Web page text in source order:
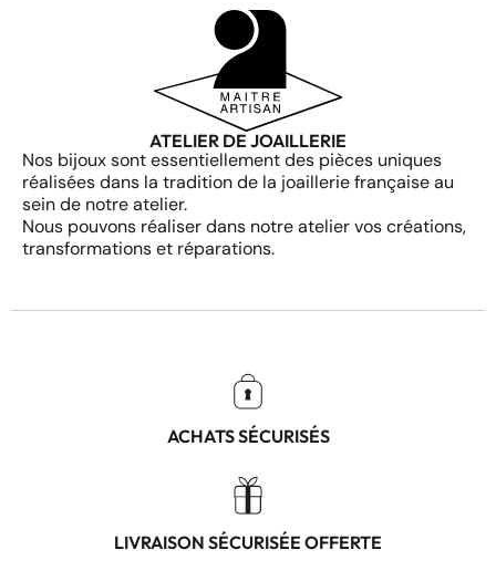
ATELIER DE JOAILLERIE
Nos bijoux sont essentiellement des pièces uniques
réalisées dans la tradition de la joaillerie française au
sein de notre atelier.
Nous pouvons réaliser dans notre atelier vos créations,
transformations et réparations.
ACHATS SÉCURISÉS
LIVRAISON SÉCURISÉE OFFERTE